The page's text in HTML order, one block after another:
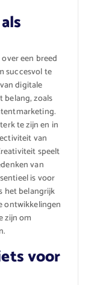
een breed
succesvol te
digitale
zoals
te zijn en in
van
speelt
van
is voor
het belangrijk
ontwikkelingen
zijn om
voor